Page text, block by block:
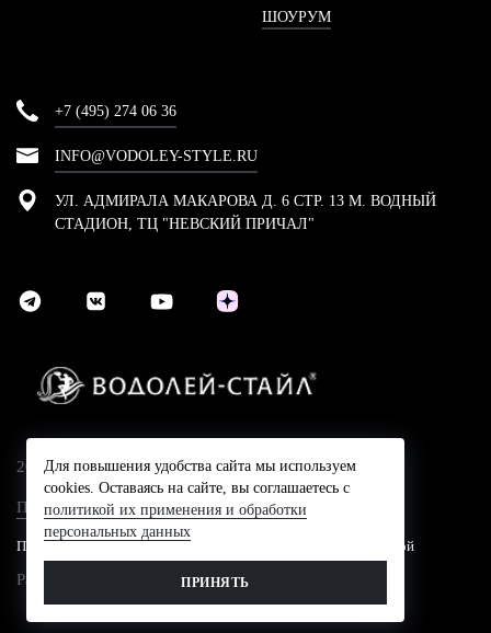
ШОУРУМ
+7 (495) 274 06 36
INFO@VODOLEY-STYLE.RU
УЛ. АДМИРАЛА МАКАРОВА Д. 6 СТР. 13 М. ВОДНЫЙ
СТАДИОН, ТЦ "НЕВСКИЙ ПРИЧАЛ"
2024 © Компания Водолей-Cтайл
Политика конфидециальности
Представленные на сайте цены не являются публичной офертой
Разработано в
Для повышения удобства сайта мы используем
cookies. Оставаясь на сайте, вы соглашаетесь с
политикой их применения и обработки
персональных данных
ПРИНЯТЬ